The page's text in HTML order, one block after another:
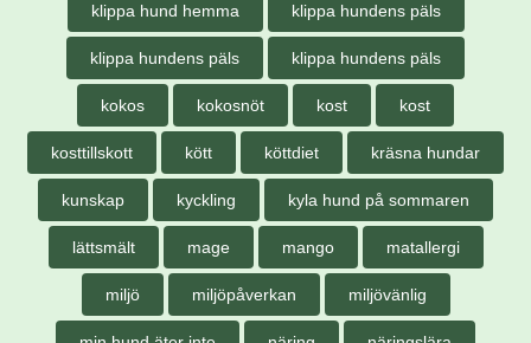
klippa hund hemma klippa hundens päls
klippa hundens päls klippa hundens päls
kokos kokosnöt kost kost
kosttillskott kött köttdiet kräsna hundar
kunskap kyckling kyla hund på sommaren
lättsmält mage mango matallergi
miljö miljöpåverkan miljövänlig